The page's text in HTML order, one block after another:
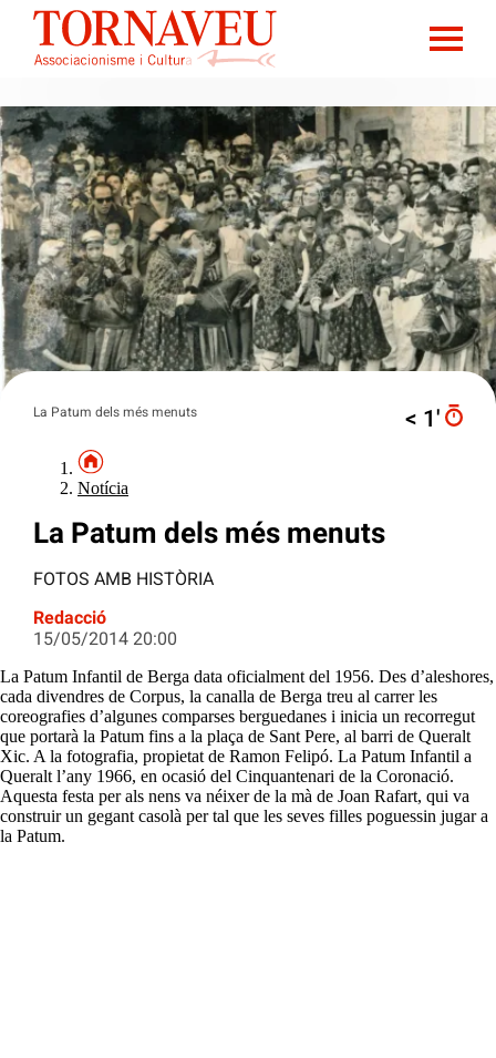
La Patum dels més menuts < 1′
Notícia
La Patum dels més menuts
FOTOS AMB HISTÒRIA
Redacció
15/05/2014 20:00
La Patum Infantil de Berga data oficialment del 1956. Des d’aleshores,
cada divendres de Corpus, la canalla de Berga treu al carrer les
coreografies d’algunes comparses berguedanes i inicia un recorregut
que portarà la Patum fins a la plaça de Sant Pere, al barri de Queralt
Xic. A la fotografia, propietat de Ramon Felipó. La Patum Infantil a
Queralt l’any 1966, en ocasió del Cinquantenari de la Coronació.
Aquesta festa per als nens va néixer de la mà de Joan Rafart, qui va
construir un gegant casolà per tal que les seves filles poguessin jugar a
la Patum.